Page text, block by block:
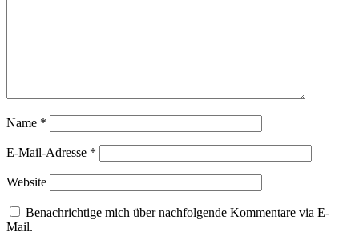
Name *
E-Mail-Adresse *
Website
Benachrichtige mich über nachfolgende Kommentare via E-
Mail.